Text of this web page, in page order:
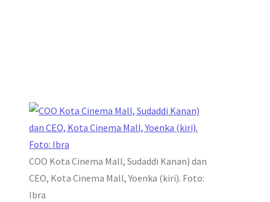
COO Kota Cinema Mall, Sudaddi Kanan) dan
CEO, Kota Cinema Mall, Yoenka (kiri). Foto:
Ibra